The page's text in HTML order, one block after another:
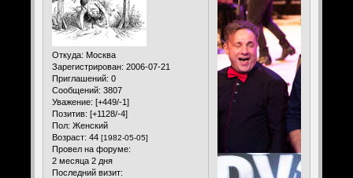
Откуда: Москва
Зарегистрирован: 2006-07-21
Приглашений: 0
Сообщений: 3807
Уважение: [+449/-1]
Позитив: [+1128/-4]
Пол: Женский
Возраст: 44 [1982-05-05]
Провел на форуме:
2 месяца 2 дня
Последний визит: